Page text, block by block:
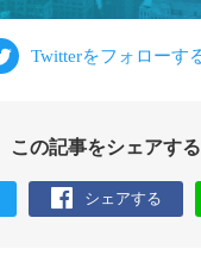
この記事をシェアする
シェアする